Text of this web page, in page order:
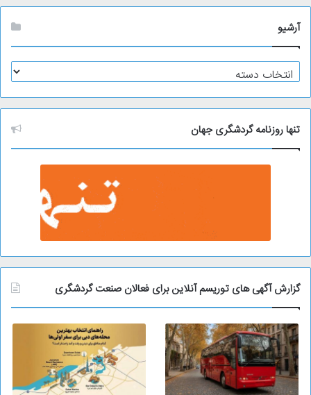
آرشیو
آ
ر
ش
ی
و
تنها روزنامه گردشگری جهان
گزارش آگهی های توریسم آنلاین برای فعالان صنعت گردشگری